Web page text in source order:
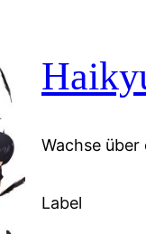
Wachse über
Label